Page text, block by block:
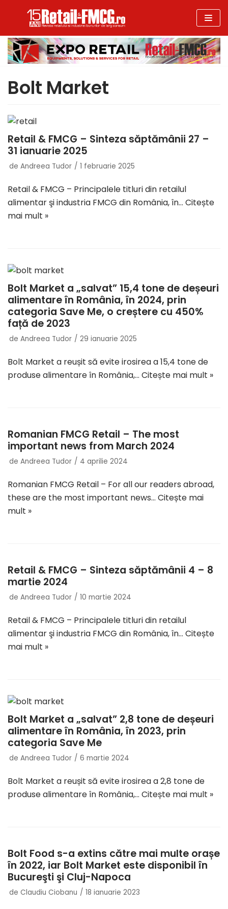
la
conținut
Bolt Market
Retail & FMCG – Sinteza săptămânii 27 –
31 ianuarie 2025
de Andreea Tudor 1 februarie 2025
Retail & FMCG – Principalele titluri din retailul
alimentar şi industria FMCG din România, în… Citește
mai mult »
Bolt Market a „salvat” 15,4 tone de deșeuri
alimentare în România, în 2024, prin
categoria Save Me, o creștere cu 450%
față de 2023
de Andreea Tudor 29 ianuarie 2025
Bolt Market a reușit să evite irosirea a 15,4 tone de
produse alimentare în România,… Citește mai mult »
Romanian FMCG Retail – The most
important news from March 2024
de Andreea Tudor 4 aprilie 2024
Romanian FMCG Retail – For all our readers abroad,
these are the most important news… Citește mai
mult »
Retail & FMCG – Sinteza săptămânii 4 – 8
martie 2024
de Andreea Tudor 10 martie 2024
Retail & FMCG – Principalele titluri din retailul
alimentar şi industria FMCG din România, în… Citește
mai mult »
Bolt Market a „salvat” 2,8 tone de deșeuri
alimentare în România, în 2023, prin
categoria Save Me
de Andreea Tudor 6 martie 2024
Bolt Market a reușit să evite irosirea a 2,8 tone de
produse alimentare în România,… Citește mai mult »
Bolt Food s-a extins către mai multe orașe
în 2022, iar Bolt Market este disponibil în
Bucureşti şi Cluj-Napoca
de Claudiu Ciobanu 18 ianuarie 2023